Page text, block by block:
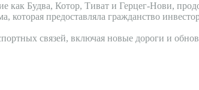
как Будва, Котор, Тиват и Герцег-Нови,
которая предоставляла гражданство
связей, включая новые дороги и